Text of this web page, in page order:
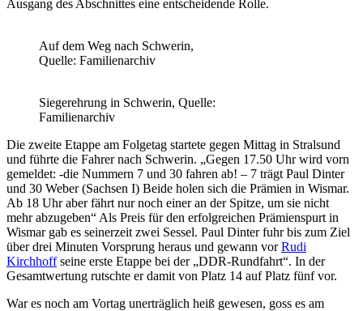
Ausgang des Abschnittes eine entscheidende Rolle.
Auf dem Weg nach Schwerin,
Quelle: Familienarchiv
Siegerehrung in Schwerin, Quelle:
Familienarchiv
Die zweite Etappe am Folgetag startete gegen Mittag in Stralsund
und führte die Fahrer nach Schwerin. „Gegen 17.50 Uhr wird vorn
gemeldet: -die Nummern 7 und 30 fahren ab! – 7 trägt Paul Dinter
und 30 Weber (Sachsen I) Beide holen sich die Prämien in Wismar.
Ab 18 Uhr aber fährt nur noch einer an der Spitze, um sie nicht
mehr abzugeben“ Als Preis für den erfolgreichen Prämienspurt in
Wismar gab es seinerzeit zwei Sessel. Paul Dinter fuhr bis zum Ziel
über drei Minuten Vorsprung heraus und gewann vorRudi
Kirchhoffseine erste Etappe bei der „DDR-Rundfahrt“. In der
Gesamtwertung rutschte er damit von Platz 14 auf Platz fünf vor.
War es noch am Vortag unerträglich heiß gewesen, goss es am